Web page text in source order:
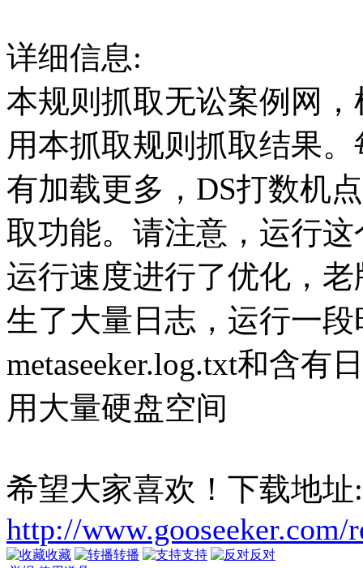
详细信息:
本规则抓取无讼案例网
用本抓取规则抓取结果
有加载更多，DS打数机
取功能。请注意，运行
运行速度进行了优化，
生了大量日志，运行一
metaseeker.log.txt和含有
用大量硬盘空间
希望大家喜欢！下载地址:
http://www.gooseeker.com/
收藏 转播 支持
反对